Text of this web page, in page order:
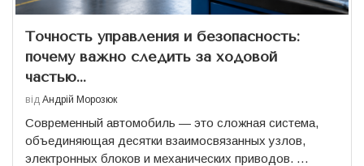
Точность управления и безопасность:
почему важно следить за ходовой
частью...
від Андрій Морозюк
Современный автомобиль — это сложная система,
объединяющая десятки взаимосвязанных узлов,
электронных блоков и механических приводов. …